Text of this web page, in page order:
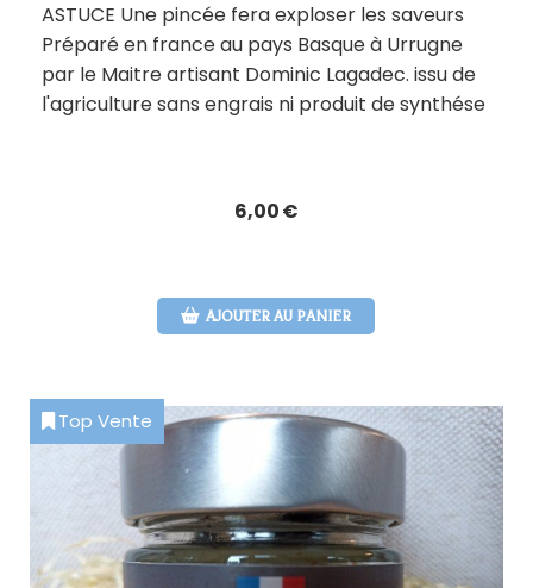
ASTUCE Une pincée fera exploser les saveurs
Préparé en france au pays Basque à Urrugne
par le Maitre artisant Dominic Lagadec. issu de
l'agriculture sans engrais ni produit de synthése
6,00€
AJOUTER AU PANIER
Top Vente